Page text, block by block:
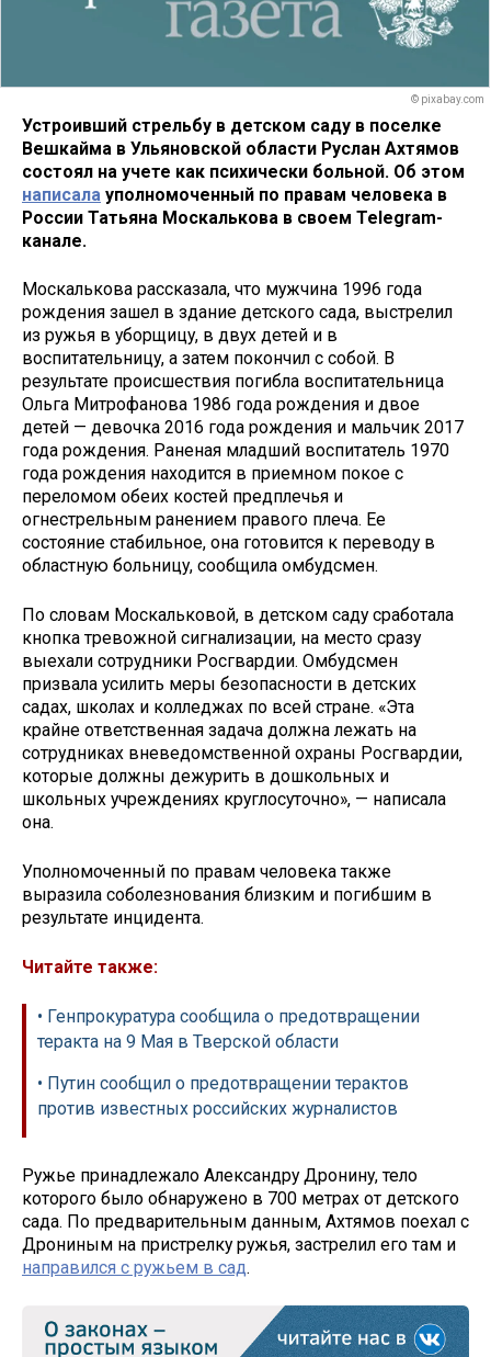
© pixabay.com
Устроивший стрельбу в детском саду в поселке
Вешкайма в Ульяновской области Руслан Ахтямов
состоял на учете как психически больной. Об этом
написала уполномоченный по правам человека в
России Татьяна Москалькова в своем Telegram-
канале.
Москалькова рассказала, что мужчина 1996 года
рождения зашел в здание детского сада, выстрелил
из ружья в уборщицу, в двух детей и в
воспитательницу, а затем покончил с собой. В
результате происшествия погибла воспитательница
Ольга Митрофанова 1986 года рождения и двое
детей — девочка 2016 года рождения и мальчик 2017
года рождения. Раненая младший воспитатель 1970
года рождения находится в приемном покое с
переломом обеих костей предплечья и
огнестрельным ранением правого плеча. Ее
состояние стабильное, она готовится к переводу в
областную больницу, сообщила омбудсмен.
По словам Москальковой, в детском саду сработала
кнопка тревожной сигнализации, на место сразу
выехали сотрудники Росгвардии. Омбудсмен
призвала усилить меры безопасности в детских
садах, школах и колледжах по всей стране. «Эта
крайне ответственная задача должна лежать на
сотрудниках вневедомственной охраны Росгвардии,
которые должны дежурить в дошкольных и
школьных учреждениях круглосуточно», — написала
она.
Уполномоченный по правам человека также
выразила соболезнования близким и погибшим в
результате инцидента.
Читайте также:
• Генпрокуратура сообщила о предотвращении
теракта на 9 Мая в Тверской области
• Путин сообщил о предотвращении терактов
против известных российских журналистов
Ружье принадлежало Александру Дронину, тело
которого было обнаружено в 700 метрах от детского
сада. По предварительным данным, Ахтямов поехал с
Дрониным на пристрелку ружья, застрелил его там и
направился с ружьем в сад.